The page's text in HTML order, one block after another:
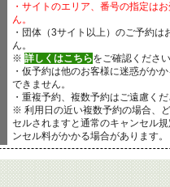
・サイトのエリア、番号の指定は
ん。
・団体（3サイト以上）のご予約は
ん。
※ 詳しくはこちらをご確認ください
・仮予約は他のお客様に迷惑がか
できません。
・重複予約、複数予約はご遠慮くだ
※ 利用日の近い複数予約の場合、
セルされますと通常のキャンセル
ンセル料がかかる場合があります。